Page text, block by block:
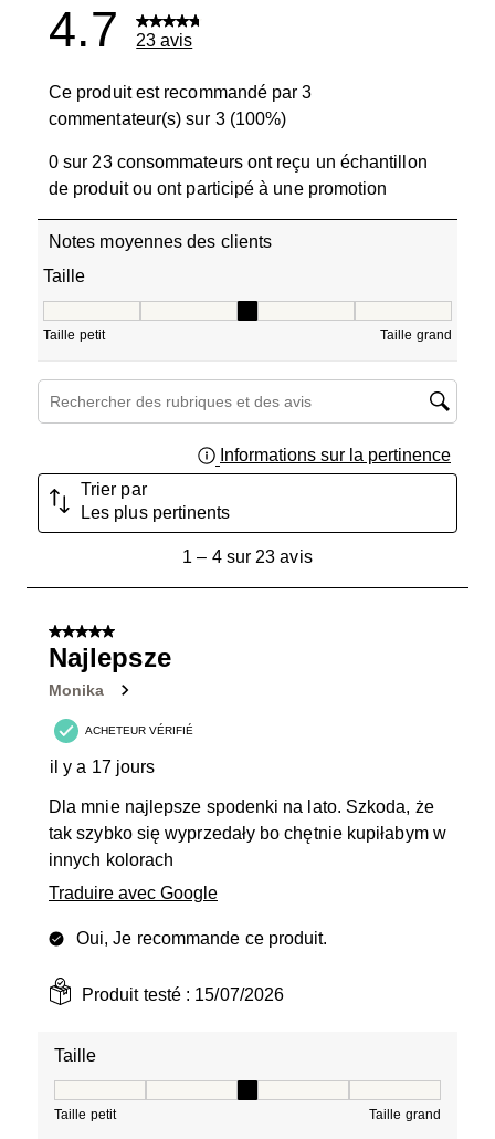
4.7 23 avis
Ce produit est recommandé par 3
commentateur(s) sur 3 (100%)
0 sur 23 consommateurs ont reçu un échantillon
de produit ou ont participé à une promotion
Notes moyennes des clients
Taille
Taille petit Taille grand
Zone de recherche de sujet et d'avis
Informations sur la pertinence
Trier par
Les plus pertinents
sur
avis.
1 – 4 sur 23 avis
5 sur 5 étoiles.
Najlepsze
Monika
ACHETEUR VÉRIFIÉ
il y a 17 jours
Dla mnie najlepsze spodenki na lato. Szkoda, że
tak szybko się wyprzedały bo chętnie kupiłabym w
innych kolorach
Traduire avec Google
Oui, Je recommande ce produit.
Produit testé : 15/07/2026
Taille
Taille petit Taille grand